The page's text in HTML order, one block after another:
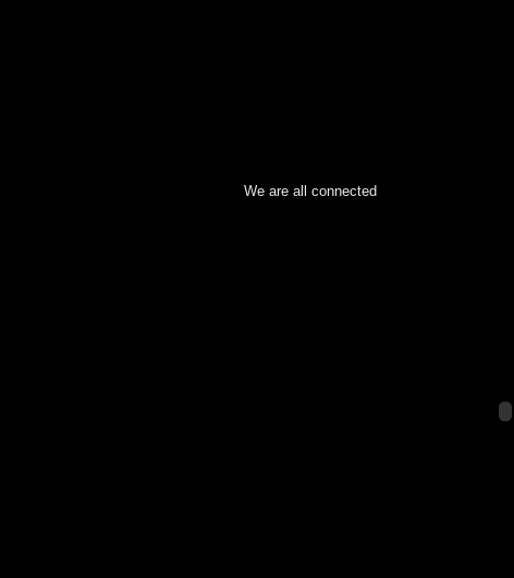
We are all connected